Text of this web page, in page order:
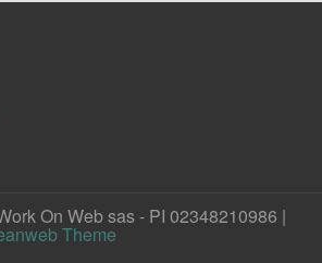
On Web sas - PI 02348210986 |
Theme